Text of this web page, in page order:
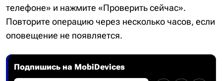
телефоне» и нажмите «Проверить сейчас».
Повторите операцию через несколько часов, если
оповещение не появляется.
Подпишись на MobiDevices